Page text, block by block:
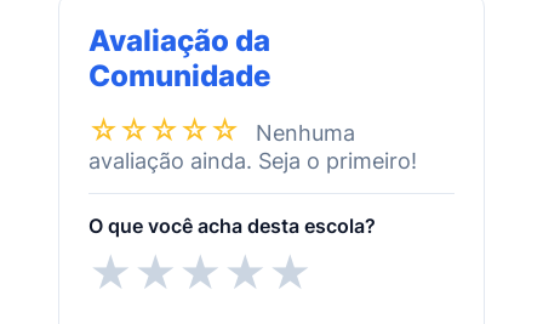
Avaliação da
Comunidade
☆☆☆☆☆
Nenhuma
avaliação ainda. Seja o primeiro!
O que você acha desta escola?
★★★★★